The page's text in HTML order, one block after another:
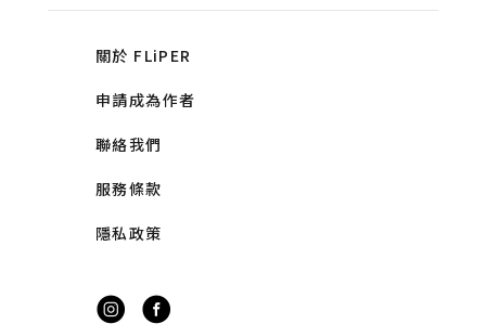
關於 FLiPER
申請成為作者
聯絡我們
服務條款
隱私政策